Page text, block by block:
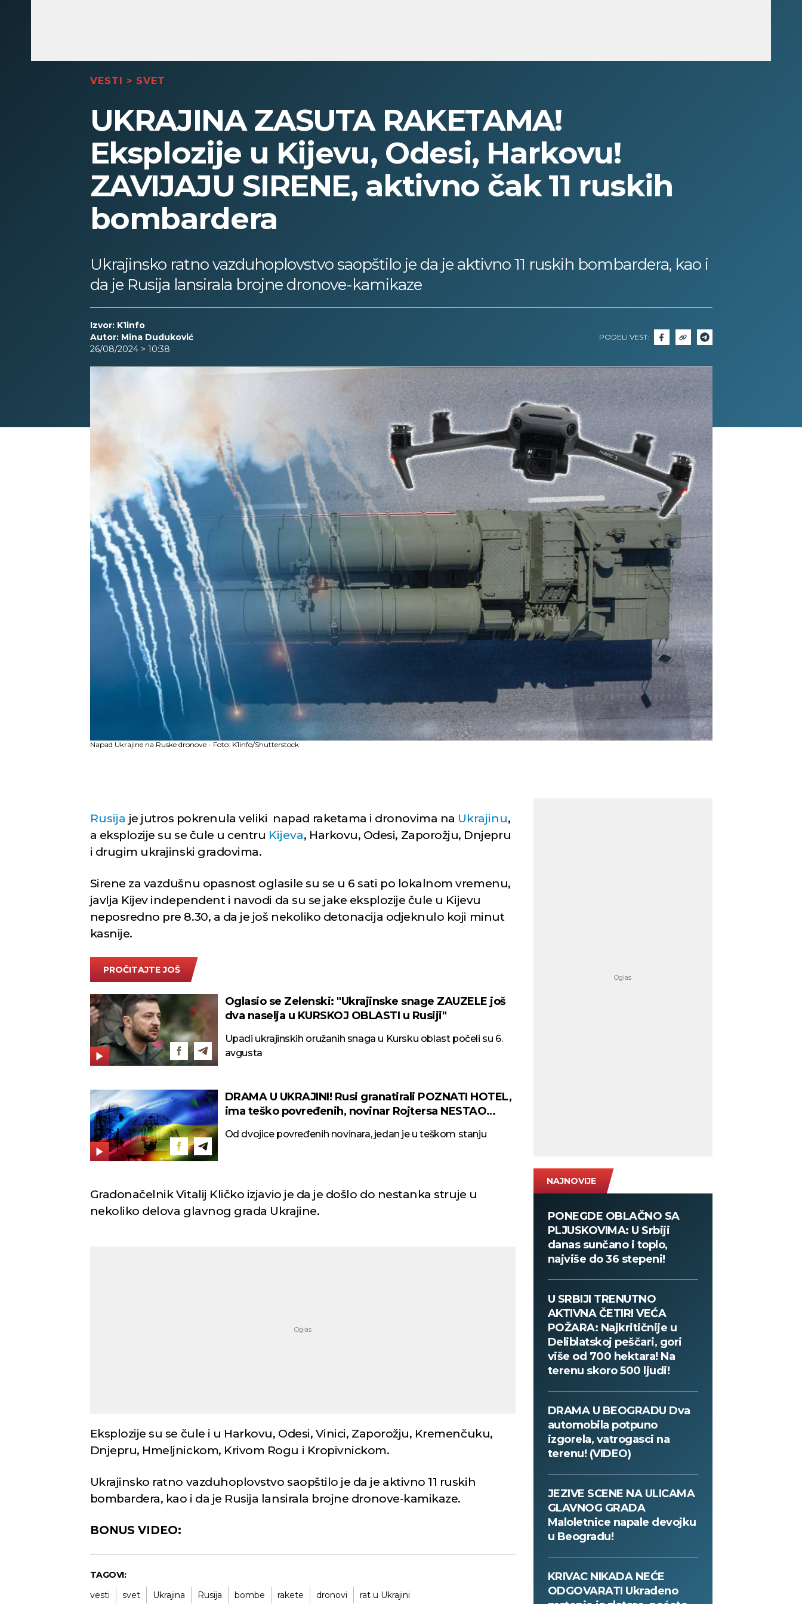
VESTI > SVET
UKRAJINA ZASUTA RAKETAMA!
Eksplozije u Kijevu, Odesi, Harkovu!
ZAVIJAJU SIRENE, aktivno čak 11 ruskih
bombardera
Ukrajinsko ratno vazduhoplovstvo saopštilo je da je aktivno 11 ruskih bombardera, kao i
da je Rusija lansirala brojne dronove-kamikaze
Izvor: K1info
Autor: Mina Duduković
26/08/2024 > 10:38
PODELI VEST:
Napad Ukrajine na Ruske dronove - Foto: K1info/Shutterstock
Rusija je jutros pokrenula veliki napad raketama i dronovima na Ukrajinu,
a eksplozije su se čule u centru Kijeva, Harkovu, Odesi, Zaporožju, Dnjepru
i drugim ukrajinski gradovima.
Sirene za vazdušnu opasnost oglasile su se u 6 sati po lokalnom vremenu,
javlja Kijev independent i navodi da su se jake eksplozije čule u Kijevu
neposredno pre 8.30, a da je još nekoliko detonacija odjeknulo koji minut
kasnije.
PROČITAJTE JOŠ
Oglasio se Zelenski: "Ukrajinske snage ZAUZELE još
dva naselja u KURSKOJ OBLASTI u Rusiji"
Upadi ukrajinskih oružanih snaga u Kursku oblast počeli su 6.
avgusta
DRAMA U UKRAJINI! Rusi granatirali POZNATI HOTEL,
ima teško povređenih, novinar Rojtersa NESTAO
Od dvojice povređenih novinara, jedan je u teškom stanju
Gradonačelnik Vitalij Kličko izjavio je da je došlo do nestanka struje u
nekoliko delova glavnog grada Ukrajine.
Eksplozije su se čule i u Harkovu, Odesi, Vinici, Zaporožju, Kremenčuku,
Dnjepru, Hmeljnickom, Krivom Rogu i Kropivnickom.
Ukrajinsko ratno vazduhoplovstvo saopštilo je da je aktivno 11 ruskih
bombardera, kao i da je Rusija lansirala brojne dronove-kamikaze.
BONUS VIDEO:
TAGOVI:
vesti
svet Ukrajina Rusija bombe rakete dronovi rat u Ukrajini
NAJNOVIJE
PONEGDE OBLAČNO SA
PLJUSKOVIMA: U Srbiji
danas sunčano i toplo,
najviše do 36 stepeni!
U SRBIJI TRENUTNO
AKTIVNA ČETIRI VEĆA
POŽARA: Najkritičnije u
Deliblatskoj peščari, gori
više od 700 hektara! Na
terenu skoro 500 ljudi!
DRAMA U BEOGRADU Dva
automobila potpuno
izgorela, vatrogasci na
terenu! (VIDEO)
JEZIVE SCENE NA ULICAMA
GLAVNOG GRADA
Maloletnice napale devojku
u Beogradu!
KRIVAC NIKADA NEĆE
ODGOVARATI Ukradeno